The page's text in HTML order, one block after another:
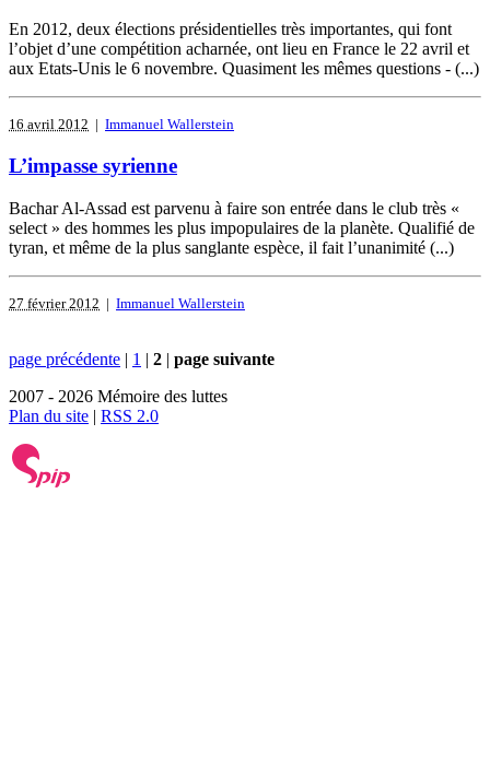
En 2012, deux élections présidentielles très importantes, qui font
l’objet d’une compétition acharnée, ont lieu en France le 22 avril et
aux Etats-Unis le 6 novembre. Quasiment les mêmes questions - (...)
16 avril 2012 | Immanuel Wallerstein
L’impasse syrienne
Bachar Al-Assad est parvenu à faire son entrée dans le club très «
select » des hommes les plus impopulaires de la planète. Qualifié de
tyran, et même de la plus sanglante espèce, il fait l’unanimité (...)
27 février 2012 | Immanuel Wallerstein
page précédente | 1 | 2 | page suivante
2007 - 2026 Mémoire des luttes
Plan du site | RSS 2.0